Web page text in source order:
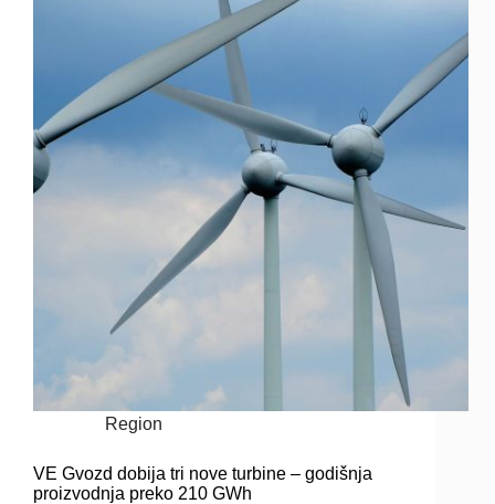
Region
VE Gvozd dobija tri nove turbine – godišnja
proizvodnja preko 210 GWh